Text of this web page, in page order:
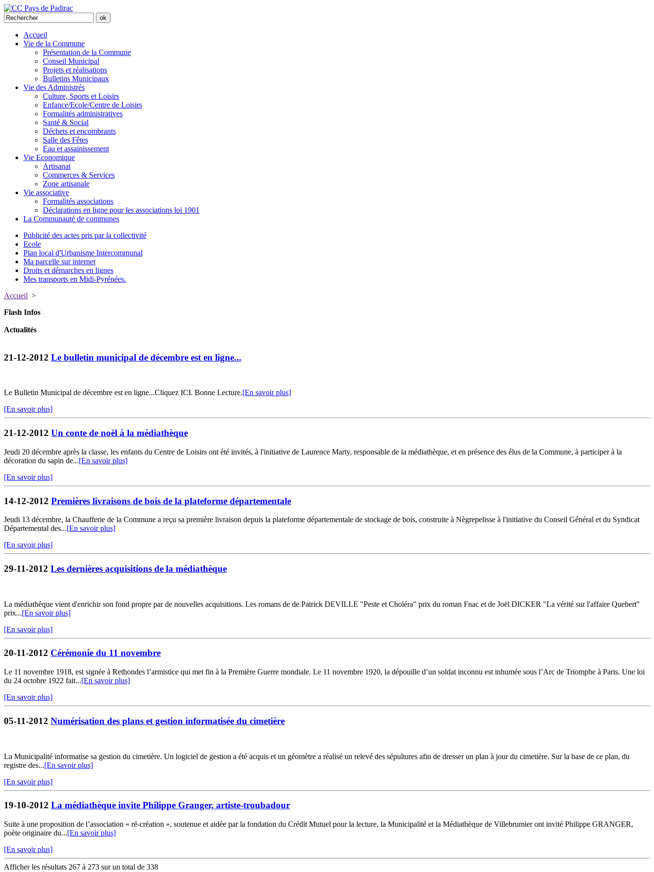
Accueil
Vie de la Commune
Présentation de la Commune
Conseil Municipal
Projets et réalisations
Bulletins Municipaux
Vie des Administrés
Culture, Sports et Loisirs
Enfance/Ecole/Centre de Loisirs
Formalités administratives
Santé & Social
Déchets et encombrants
Salle des Fêtes
Eau et assainissement
Vie Economique
Artisanat
Commerces & Services
Zone artisanale
Vie associative
Formalités associations
Déclarations en ligne pour les associations loi 1901
La Communauté de communes
Publicité des actes pris par la collectivité
Ecole
Plan local d'Urbanisme Intercommunal
Ma parcelle sur internet
Droits et démarches en lignes
Mes transports en Midi-Pyrénées.
Accueil >
Flash Infos
Actualités
21-12-2012 Le bulletin municipal de décembre est en ligne...
Le Bulletin Municipal de décembre est en ligne...Cliquez ICI. Bonne Lecture.[En savoir plus]
[En savoir plus]
21-12-2012 Un conte de noël à la médiathèque
Jeudi 20 décembre après la classe, les enfants du Centre de Loisirs ont été invités, à l'initiative de Laurence Marty, responsable de la médiathèque, et en présence des élus de la Commune, à participer à la
décoration du sapin de...[En savoir plus]
[En savoir plus]
14-12-2012 Premières livraisons de bois de la plateforme départementale
Jeudi 13 décembre, la Chaufferie de la Commune a reçu sa première livraison depuis la plateforme départementale de stockage de bois, construite à Nègrepelisse à l'initiative du Conseil Général et du Syndicat
Départemental des...[En savoir plus]
[En savoir plus]
29-11-2012 Les dernières acquisitions de la médiathèque
La médiathèque vient d'enrichir son fond propre par de nouvelles acquisitions. Les romans de de Patrick DEVILLE "Peste et Choléra" prix du roman Fnac et de Joël DICKER "La vérité sur l'affaire Quebert"
prix...[En savoir plus]
[En savoir plus]
20-11-2012 Cérémonie du 11 novembre
Le 11 novembre 1918, est signée à Rethondes l’armistice qui met fin à la Première Guerre mondiale. Le 11 novembre 1920, la dépouille d’un soldat inconnu est inhumée sous l’Arc de Triomphe à Paris. Une loi
du 24 octobre 1922 fait...[En savoir plus]
[En savoir plus]
05-11-2012 Numérisation des plans et gestion informatisée du cimetière
La Municipalité informatise sa gestion du cimetière. Un logiciel de gestion a été acquis et un géomètre a réalisé un relevé des sépultures afin de dresser un plan à jour du cimetière. Sur la base de ce plan, du
registre des...[En savoir plus]
[En savoir plus]
19-10-2012 La médiathèque invite Philippe Granger, artiste-troubadour
Suite à une proposition de l’association « ré-création », soutenue et aidée par la fondation du Crédit Mutuel pour la lecture, la Municipalité et la Médiathèque de Villebrumier ont invité Philippe GRANGER,
poète originaire du...[En savoir plus]
[En savoir plus]
Afficher les résultats 267 à 273 sur un total de 338